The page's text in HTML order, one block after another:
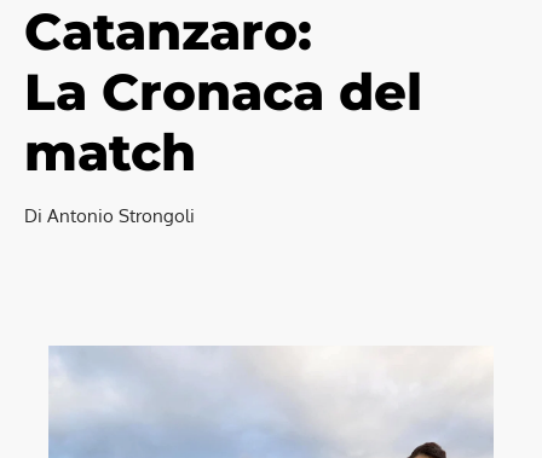
Catanzaro:
La Cronaca del
match
Di Antonio Strongoli